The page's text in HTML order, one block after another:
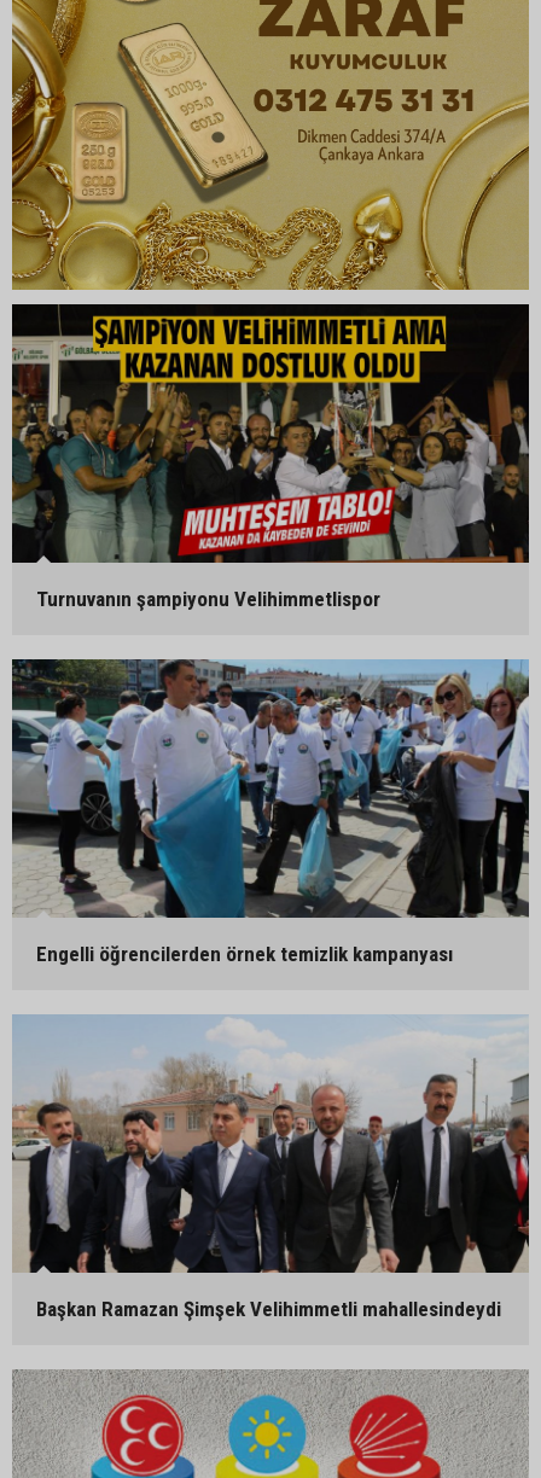
Turnuvanın şampiyonu Velihimmetlispor
Engelli öğrencilerden örnek temizlik kampanyası
Başkan Ramazan Şimşek Velihimmetli mahallesindeydi